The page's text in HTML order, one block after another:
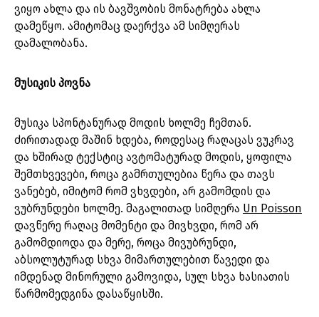
ვიყო ახლა და ის ბავშვობის მონატრება ახლა
დამეწყო. ამიტომაც დაერქვა ამ სიმღერას
დამალობანა.
მუსიკის პოვნა
მუსიკა სპონტანურად მოდის ხოლმე ჩემთან.
ძირითადად მაშინ ხდება, როდესაც რაღაცას ვუკრავ
და ხშირად ტექსტიც ავტომატურად მოდის, ყოფილა
შემთხვევები, როცა გამრთულებია წერა და თავს
ვანებებ, იმიტომ რომ ვხვდები, არ გამომდის და
ვუბრუნდები ხოლმე. მაგალითად სიმღერა Un Poisson
დავწერე რაღაც მომენტი და მივხვდი, რომ არ
გამომდიოდა და მერე, როცა მივუბრუნდი,
აბსოლუტურად სხვა მიმართულებით წავედი და
იმდენად მინორული გამოვიდა, სულ სხვა ხასიათის
წარმომედგინა დასაწყისში.